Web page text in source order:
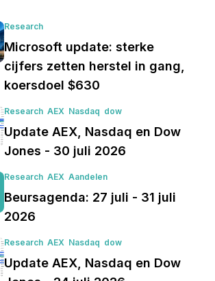
Research
Microsoft update: sterke
cijfers zetten herstel in gang,
koersdoel $630
Research AEX Nasdaq dow
Update AEX, Nasdaq en Dow
Jones - 30 juli 2026
Research AEX Aandelen
Beursagenda: 27 juli - 31 juli
2026
Research AEX Nasdaq dow
Update AEX, Nasdaq en Dow